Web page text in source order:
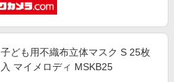
子ども用不織布立体マスク S 25枚
入 マイメロディ MSKB25